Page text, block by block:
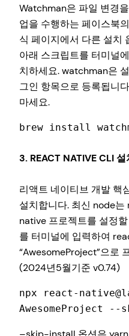
Watchman은 파일 변경
업을 수행하는 페이스북
식 페이지에서 다른 설치
아래 스크립트를 터미널
치하세요. watchman은
그인 항목으로 등록됩니
마세요.
brew install
3. REACT NATIVE CLI
리액트 네이티브 개발 핵
설치합니다. 최신 node
native 프로젝트를 설정
를 터미널에 입력하여
“AwesomeProject”으로
(2024년5월기준 v0.74)
npx react-
AwesomeProject